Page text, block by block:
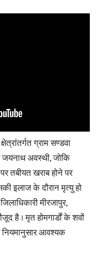
ग्राम सण्डवा
जयनाथ अवस्थी, जोकि
तबीयत खराब होने पर
इलाज के दौरान मृत्यु हो
मीरजापुर,
है । मृत होमगार्डों के शवों
आवश्यक